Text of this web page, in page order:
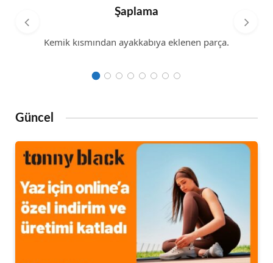
Şaplama
Kemik kısmından ayakkabıya eklenen parça.
Güncel